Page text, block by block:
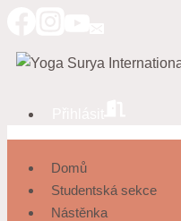
obsah
Domů
Studentská sekce
Nástěnka